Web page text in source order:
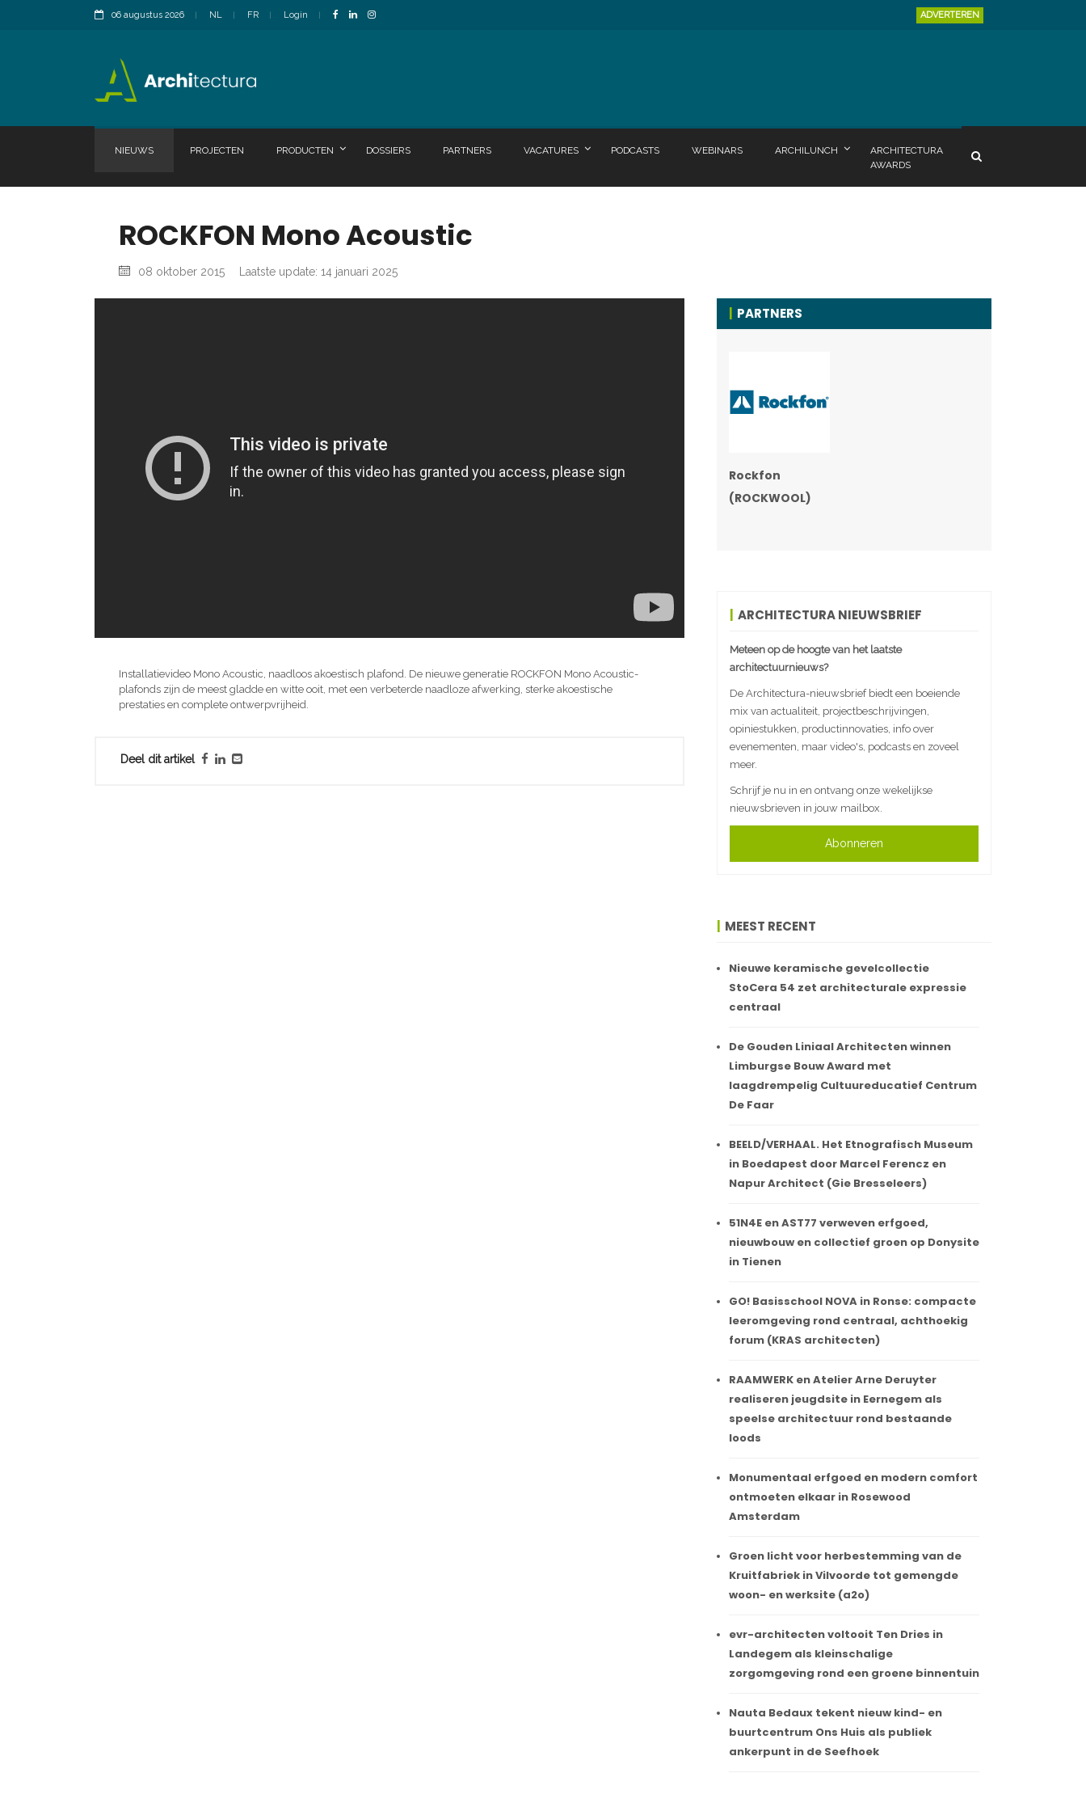
06 augustus 2026 NL FR Login ADVERTEREN
NIEUWS PROJECTEN PRODUCTEN DOSSIERS PARTNERS VACATURES PODCASTS WEBINARS ARCHILUNCH
ARCHITECTURA
AWARDS
ROCKFON Mono Acoustic
08 oktober 2015 Laatste update: 14 januari 2025
Installatievideo Mono Acoustic, naadloos akoestisch plafond. De nieuwe generatie ROCKFON Mono Acoustic-
plafonds zijn de meest gladde en witte ooit, met een verbeterde naadloze afwerking, sterke akoestische
prestaties en complete ontwerpvrijheid.
Deel dit artikel
PARTNERS
Rockfon
(ROCKWOOL)
ARCHITECTURA NIEUWSBRIEF
Meteen op de hoogte van het laatste
architectuurnieuws?
De Architectura-nieuwsbrief biedt een boeiende
mix van actualiteit, projectbeschrijvingen,
opiniestukken, productinnovaties, info over
evenementen, maar video's, podcasts en zoveel
meer.
Schrijf je nu in en ontvang onze wekelijkse
nieuwsbrieven in jouw mailbox.
Abonneren
MEEST RECENT
Nieuwe keramische gevelcollectie
StoCera 54 zet architecturale expressie
centraal
De Gouden Liniaal Architecten winnen
Limburgse Bouw Award met
laagdrempelig Cultuureducatief Centrum
De Faar
BEELD/VERHAAL. Het Etnografisch Museum
in Boedapest door Marcel Ferencz en
Napur Architect (Gie Bresseleers)
51N4E en AST77 verweven erfgoed,
nieuwbouw en collectief groen op Donysite
in Tienen
GO! Basisschool NOVA in Ronse: compacte
leeromgeving rond centraal, achthoekig
forum (KRAS architecten)
RAAMWERK en Atelier Arne Deruyter
realiseren jeugdsite in Eernegem als
speelse architectuur rond bestaande
loods
Monumentaal erfgoed en modern comfort
ontmoeten elkaar in Rosewood
Amsterdam
Groen licht voor herbestemming van de
Kruitfabriek in Vilvoorde tot gemengde
woon- en werksite (a2o)
evr-architecten voltooit Ten Dries in
Landegem als kleinschalige
zorgomgeving rond een groene binnentuin
Nauta Bedaux tekent nieuw kind- en
buurtcentrum Ons Huis als publiek
ankerpunt in de Seefhoek